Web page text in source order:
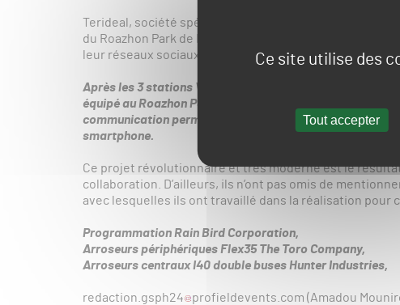
Ce site utilise des
Tout accepter
Terideal, société spécialisée dans l’entretien des
du Roazhon Park de Rennes et du centre
leur réseaux sociaux, par la voix de David HERAU,
Après les 3 stations Viseo de correction de pH de l’eau
équipé au Roazhon Park et au centre d’entraînement de la
communication permettant l’accès à l’ensemble de la
smartphone.
Ce projet révolutionnaire et très moderne est le
collaboration. D’ailleurs, ils n’ont pas omis de
avec lesquelles ils ont travaillé dans la réalisation pour
Programmation Rain Bird Corporation,
Arroseurs périphériques Flex35 The Toro Company,
Arroseurs centraux I40 double buses Hunter Industries,
redaction.gsph24 profieldevents.com (Amadou